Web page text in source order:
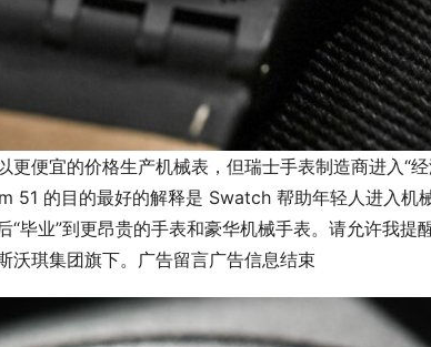
便宜的价格生产机械表，但瑞士手表制造商进入“
51 的目的最好的解释是 Swatch 帮助年轻人进入机
毕业”到更昂贵的手表和豪华机械手表。请允许我提
沃琪集团旗下。广告留言广告信息结束